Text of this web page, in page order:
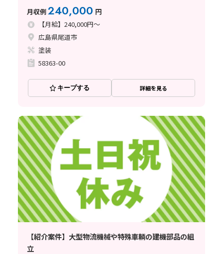
月収例240,000 円
【月給】240,000円～
広島県尾道市
塗装
58363-00
キープする 詳細を見る
【紹介案件】大型物流機械や特殊車輌の建機部品の組
立